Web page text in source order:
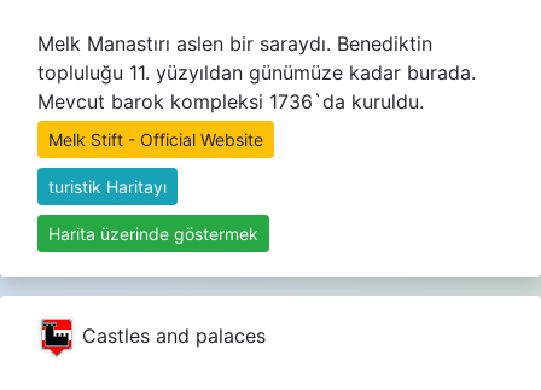
Melk Manastırı aslen bir saraydı. Benediktin
topluluğu 11. yüzyıldan günümüze kadar burada.
Mevcut barok kompleksi 1736`da kuruldu.
Melk Stift - Official Website
turistik Haritayı
Harita üzerinde göstermek
Castles and palaces